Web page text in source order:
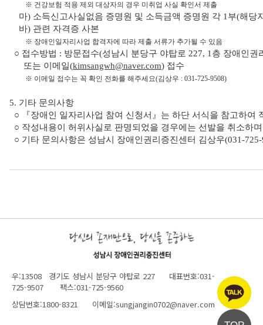
※ 건강보험 적용 제외 대상자의 경우 미취업 사실 확인서 제출
마) 소득신고사실없음 증명원 및 소득금액 증명원 각 1부(해당
바) 관련 자격증 사본
※ 장애인일자리사업 합격자에 따라 제출 서류가 추가될 수 있음
○ 접수방법 : 방문접수(성남시 분당구 야탑로 227, 1층 장애인권
또는 이메일(kimsangwh@naver.com) 접수
※ 이메일 접수는 꼭 확인 전화를 해주세요(김상우 : 031-725-9508)
5. 기타 문의사항
○ 『장애인 일자리사업 참여 신청서』는 하단 서식을 참고하여
○ 작성내용이 허위사실로 판명되었을 경우에는 선발을 취소하
○ 기타 문의사항은 성남시 장애인권리증진센터 김상우(031-
우:13508 경기도 성남시 분당구 야탑로 227 대표번호:031-
725-9507 팩스:031-725-9560
상담번호:1800-8321 이메일:sungjangin0702@naver.com